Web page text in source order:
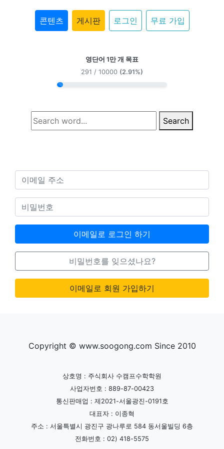
콘텐츠 게시판 로그인 무료 가입
영단어 1만 개 목표
291 / 10000 (2.91%)
Search
이메일로 로그인 하기
비밀번호를 잊으셨나요?
이메일로 회원 가입하기
Copyright © www.soogong.com Since 2010
상호명 : 주식회사 수캠프수학학원
사업자번호 : 889-87-00423
통신판매업 : 제2021-서울광진-0191호
대표자 : 이종혁
주소 : 서울특별시 광진구 광나루로 584 동서울빌딩 6층
전화번호 : 02) 418-5575